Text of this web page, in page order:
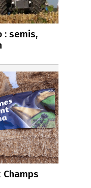
: semis,
Champs